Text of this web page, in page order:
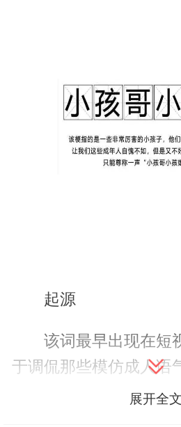
‌起源‌
该词最早出现在短
于调侃那些模仿成人语
朋友。例如，小学生用
展开全文